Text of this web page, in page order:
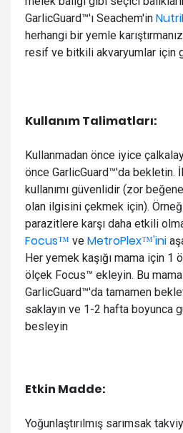
GarlicGuard™'ı Seachem'in
herhangi bir yemle
resif ve bitkili akvaryumlar için
Kullanım Talimatları:
Kullanmadan önce iyice
önce GarlicGuard™'da bekletin.
kullanımı güvenlidir (zor
olan ilgisini çekmek için).
parazitlere karşı daha etkili
Focus™ ve MetroPlex™'ini
Her yemek kaşığı mama için
ölçek Focus™ ekleyin. Bu mama
GarlicGuard™'da tamamen
saklayın ve 1-2 hafta boyunca
besleyin
Etkin Madde:
Yoğunlaştırılmış sarımsak